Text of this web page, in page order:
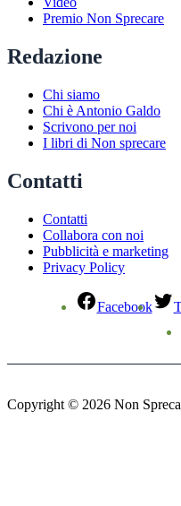
Premio Non Sprecare
Redazione
Chi siamo
Chi è Antonio Galdo
Scrivono per noi
I libri di Non sprecare
Contatti
Contatti
Collabora con noi
Pubblicità e marketing
Privacy Policy
Facebook
Copyright © 2026 Non